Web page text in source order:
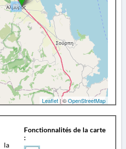
Leaflet | ©OpenStreetMap
la
Fonctionnalités de la carte
: